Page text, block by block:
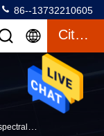
86--13732210605
Citaat